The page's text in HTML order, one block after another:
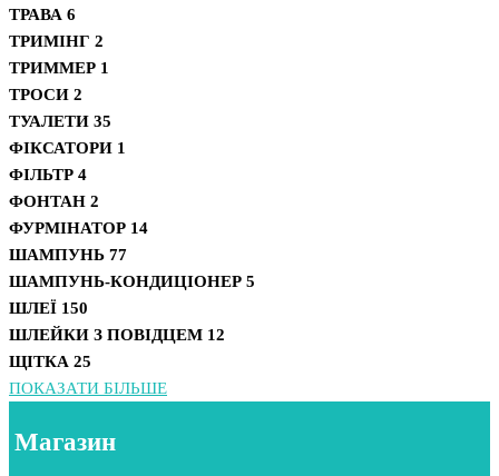
ТРАВА 6
ТРИМІНГ 2
ТРИММЕР 1
ТРОСИ 2
ТУАЛЕТИ 35
ФІКСАТОРИ 1
ФІЛЬТР 4
ФОНТАН 2
ФУРМІНАТОР 14
ШАМПУНЬ 77
ШАМПУНЬ-КОНДИЦІОНЕР 5
ШЛЕЇ 150
ШЛЕЙКИ З ПОВІДЦЕМ 12
ЩІТКА 25
ПОКАЗАТИ БІЛЬШЕ
Магазин